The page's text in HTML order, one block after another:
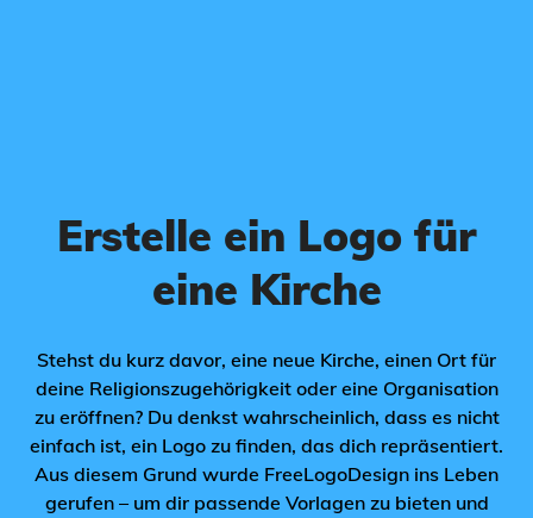
Erstelle ein Logo für
eine Kirche
Stehst du kurz davor, eine neue Kirche, einen Ort für
deine Religionszugehörigkeit oder eine Organisation
zu eröffnen? Du denkst wahrscheinlich, dass es nicht
einfach ist, ein Logo zu finden, das dich repräsentiert.
Aus diesem Grund wurde FreeLogoDesign ins Leben
gerufen – um dir passende Vorlagen zu bieten und